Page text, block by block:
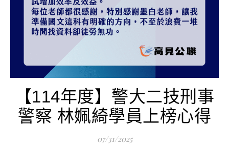
【114年度】警大二技刑事
警察 林姵綺學員上榜心得
07/31/2025